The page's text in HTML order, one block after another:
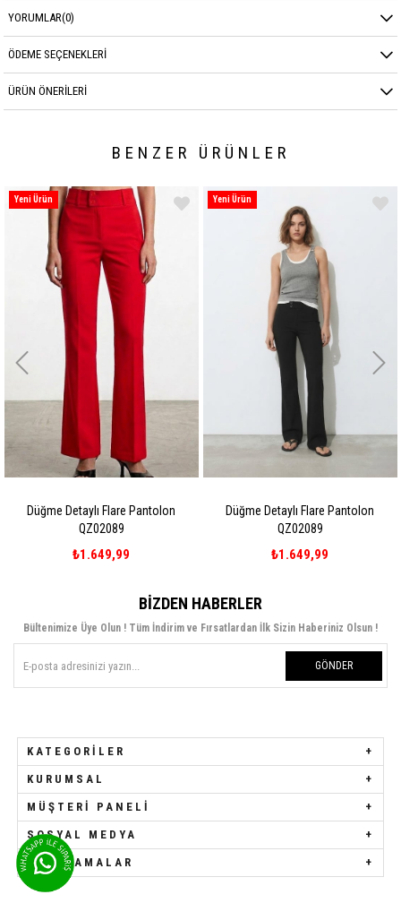
YORUMLAR(0)
ÖDEME SEÇENEKLERI
ÜRÜN ÖNERILERI
BENZER ÜRÜNLER
Flare Pantolon
Düğme Detaylı Flare Pantolon
Yeni Ürün
Beli Lastikli
BIZDEN HABERLER
Bültenimize Üye Olun ! Tüm İndirim ve Fırsatlardan İlk Sizin Haberiniz Olsun !
GÖNDER
KATEGORILER
KURUMSAL
MÜŞTERI PANELI
SOSYAL MEDYA
UYGULAMALAR